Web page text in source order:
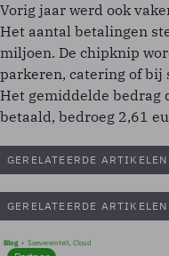
Vorig jaar werd ook
Het aantal betalingen
miljoen. De chipknip
parkeren, catering of bij
Het gemiddelde bedrag
betaald, bedroeg 2,61
GERELATEERDE ARTIKELEN
GERELATEERDE ARTIKELEN
Blog Soevereinteit, Cloud